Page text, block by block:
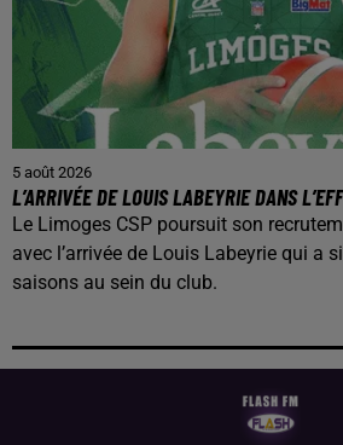
5 août 2026
L’ARRIVÉE DE LOUIS LABEYRIE DANS
Le Limoges CSP poursuit son
avec l’arrivée de Louis Labeyrie qui a
saisons au sein du club.